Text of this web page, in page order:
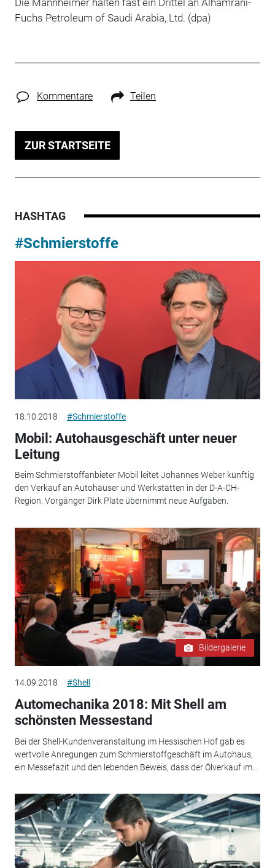
Fuchs Petroleum of Saudi Arabia, Ltd. (dpa)
Kommentare Teilen
ZUR STARTSEITE
HASHTAG
#Schmierstoffe
18.10.2018 #Schmierstoffe
Mobil: Autohausgeschäft unter neuer
Leitung
Beim Schmierstoffanbieter Mobil leitet Johannes Weber künftig
den Verkauf an Autohäuser und Werkstätten in der D-A-CH-
Region. Vorgänger Dirk Plate übernimmt neue Aufgaben.
Bildergalerie
14.09.2018 #Shell
Automechanika 2018: Mit Shell am
schönsten Messestand
Bei der Shell-Kundenveranstaltung im Hessischen Hof gab es
wertvolle Anregungen zum Schmierstoffgeschäft im Autohaus,
ein Messefazit und den lebenden Beweis, dass der Ölverkauf im...